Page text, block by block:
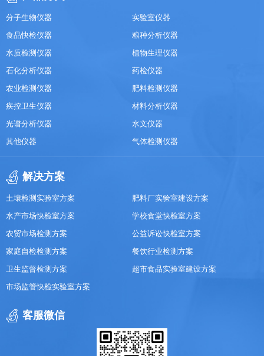
分子生物仪器
实验室仪器
食品快检仪器
粮种分析仪器
水质检测仪器
植物生理仪器
石化分析仪器
药检仪器
农业检测仪器
肥料检测仪器
疾控卫生仪器
材料分析仪器
光谱分析仪器
水文仪器
其他仪器
气体检测仪器
解决方案
土壤检测实验室方案
肥料厂实验室建设方案
水产市场快检室方案
学校食堂快检室方案
农贸市场检测方案
公益诉讼快检室方案
家庭自检检测方案
餐饮行业检测方案
卫生监督检测方案
超市食品实验室建设方案
市场监管快检实验室方案
客服微信